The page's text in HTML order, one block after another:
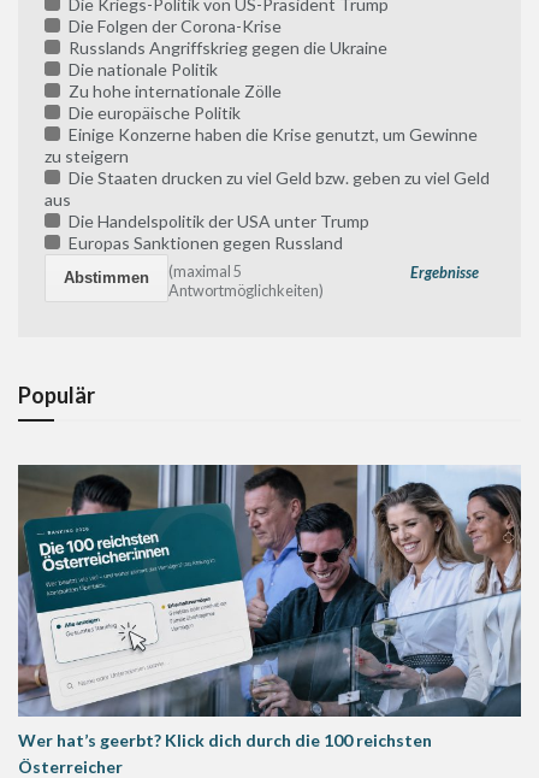
Die Kriegs-Politik von US-Präsident Trump
Die Folgen der Corona-Krise
Russlands Angriffskrieg gegen die Ukraine
Die nationale Politik
Zu hohe internationale Zölle
Die europäische Politik
Einige Konzerne haben die Krise genutzt, um Gewinne
zu steigern
Die Staaten drucken zu viel Geld bzw. geben zu viel Geld
aus
Die Handelspolitik der USA unter Trump
Europas Sanktionen gegen Russland
Ergebnisse
(maximal 5
Antwortmöglichkeiten)
Populär
Wer hat’s geerbt? Klick dich durch die 100 reichsten
Österreicher